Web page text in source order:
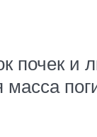
почек и